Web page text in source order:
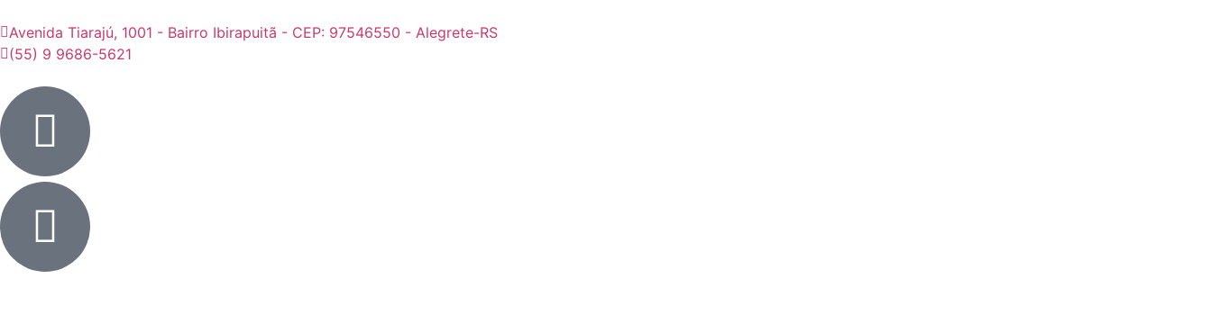
Avenida Tiarajú, 1001 - Bairro Ibirapuitã - CEP: 97546550 - Alegrete-RS
(55) 9 9686-5621